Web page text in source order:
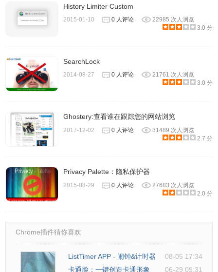
History Limiter Custom
2015-01-10 0 人评论
22985 次人浏览
3.0 分
SearchLock
2014-08-27 0 人评论
21761 次人浏览
3.0 分
Ghostery:查看谁在跟踪您的网站浏览
2017-12-02 0 人评论
31489 次人浏览
2.7 分
Privacy Palette：隐私保护器
2015-08-29 0 人评论
27683 次人浏览
2.0 分
Chrome插件猜你喜欢
ListTimer APP - 闹钟&计时器
08-05 17:34
卡通脸：一键创造卡通形象
06-29 09:31